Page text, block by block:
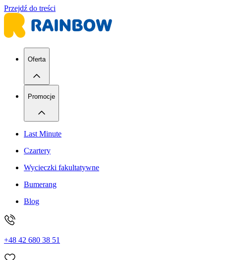
Przejdź do treści
Oferta
Promocje
Last Minute
Czartery
Wycieczki fakultatywne
Bumerang
Blog
+48 42 680 38 51